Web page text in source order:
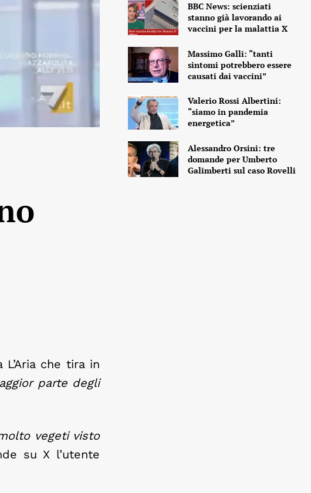
che tira in
parte degli
vegeti visto
su X l’utente
BBC News: scienziati
stanno già lavorando ai
vaccini per la malattia X
Massimo Galli: “tanti
sintomi potrebbero essere
causati dai vaccini”
Valerio Rossi Albertini:
“siamo in pandemia
energetica”
Alessandro Orsini: tre
domande per Umberto
Galimberti sul caso Rovelli